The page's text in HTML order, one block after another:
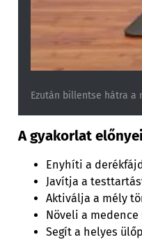
Ezután billentse hátra
A gyakorlat
Enyhíti a
Javítja a
Aktiválja a mély
Növeli a
Segít a helyes